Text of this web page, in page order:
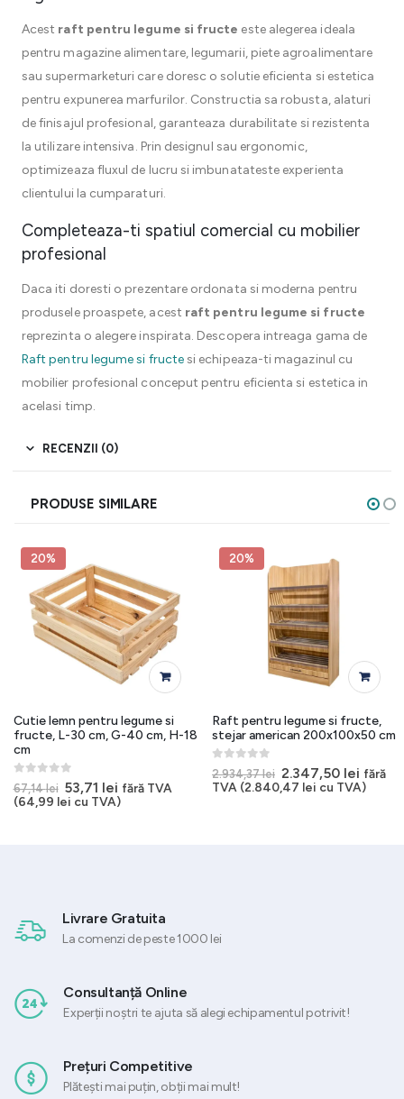
Acest raft pentru legume si fructe este alegerea ideala
pentru magazine alimentare, legumarii, piete agroalimentare
sau supermarketuri care doresc o solutie eficienta si estetica
pentru expunerea marfurilor. Constructia sa robusta, alaturi
de finisajul profesional, garanteaza durabilitate si rezistenta
la utilizare intensiva. Prin designul sau ergonomic,
optimizeaza fluxul de lucru si imbunatateste experienta
clientului la cumparaturi.
Completeaza-ti spatiul comercial cu mobilier
profesional
Daca iti doresti o prezentare ordonata si moderna pentru
produsele proaspete, acest raft pentru legume si fructe
reprezinta o alegere inspirata. Descopera intreaga gama de
Raft pentru legume si fructesi echipeaza-ti magazinul cu
mobilier profesional conceput pentru eficienta si estetica in
acelasi timp.
RECENZII (0)
PRODUSE SIMILARE
20%
Cutie lemn pentru legume si
fructe, L-30 cm, G-40 cm, H-18
cm
0out of 5
67,14lei Prețul
inițial
53,71 lei Prețul
curent
fără TVA
(64,99 lei cu TVA)
20%
Raft pentru legume si fructe,
stejar american 200x100x50 cm
0 out of 5
2.934,37lei Prețul
inițial
a
2.347,50 leiPrețul
curent
fără
TVA (2.840,47 lei cu TVA)
Livrare Gratuita
La comenzi de peste 1000 lei
Consultanță Online
Experții noștri te ajuta să alegi echipamentul potrivit!
Prețuri Competitive
Plătești mai puțin, obții mai mult!